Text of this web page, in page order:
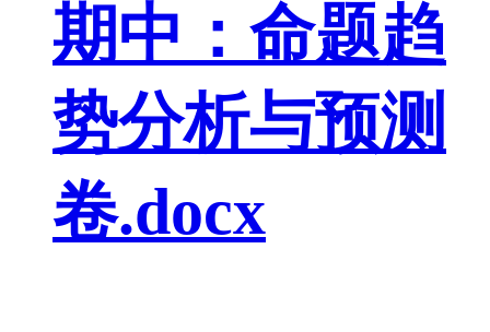
期中：命题趋
势分析与预测
卷.docx